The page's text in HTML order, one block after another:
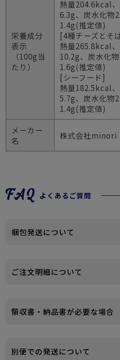
栄養成分
表示
（100g当
たり）
熱量204.6kcal
6.3g、炭水化物
1.4g(推定値)
[4種チーズとそ
熱量265.8kcal
10.2g、炭水化
1.6g(推定値)
[シーフード]
熱量182.5kcal
5.7g、炭水化物
1.4g(推定値)
メーカー
名
株式会社minori
よくあるご質問
梱包発送について
場合がございます。
ご注文明細について
品書・請求書・領収書等は一切
ん。
領収書・納品書が必要な場合
※ご注文時に領収書希望の旨をご連絡い
別便での発送について